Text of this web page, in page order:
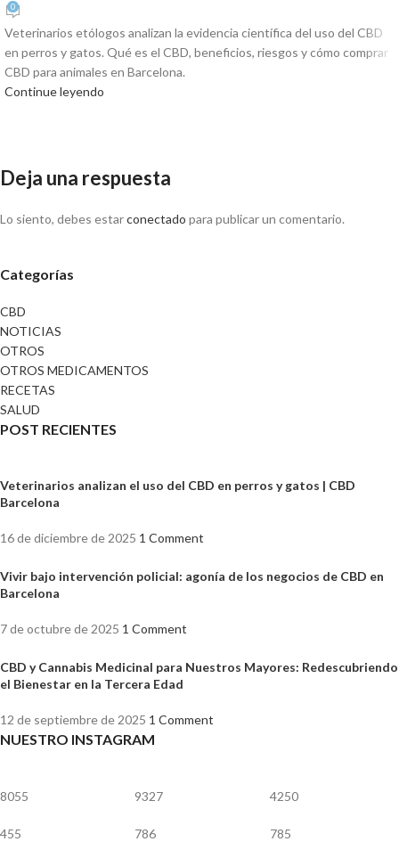
0
Veterinarios etólogos analizan la evidencia científica del uso del CBD
en perros y gatos. Qué es el CBD, beneficios, riesgos y cómo comprar
CBD para animales en Barcelona.
Continue leyendo
Deja una respuesta
Lo siento, debes estarconectado para publicar un comentario.
Categorías
CBD
NOTICIAS
OTROS
OTROS MEDICAMENTOS
RECETAS
SALUD
POST RECIENTES
Veterinarios analizan el uso del CBD en perros y gatos | CBD
Barcelona
16 de diciembre de 2025 1 Comment
Vivir bajo intervención policial: agonía de los negocios de CBD en
Barcelona
7 de octubre de 2025 1 Comment
CBD y Cannabis Medicinal para Nuestros Mayores: Redescubriendo
el Bienestar en la Tercera Edad
12 de septiembre de 2025 1 Comment
NUESTRO INSTAGRAM
8055
455
9327
786
4250
785